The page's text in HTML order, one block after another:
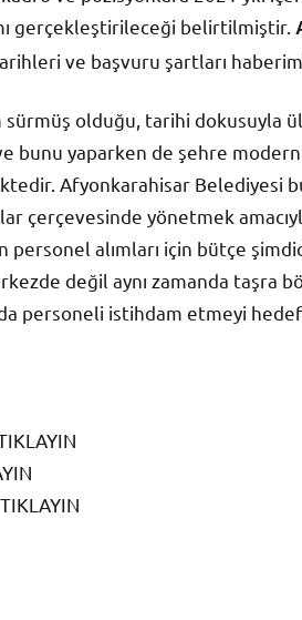
gerçekleştirileceği belirtilmiştir.
ve başvuru şartları
olduğu, tarihi dokusuyla
bunu yaparken de şehre modern
Afyonkarahisar Belediyesi
çerçevesinde yönetmek
alımları için bütçe
değil aynı zamanda taşra
personeli istihdam etmeyi